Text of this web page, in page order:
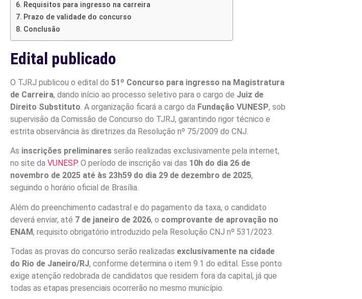
Requisitos para ingresso na carreira
Prazo de validade do concurso
Conclusão
Edital publicado
O TJRJ publicou o edital do 51º Concurso para ingresso na Magistratura
de Carreira, dando início ao processo seletivo para o cargo de Juiz de
Direito Substituto . A organização ficará a cargo da Fundação VUNESP, sob
supervisão da Comissão de Concurso do TJRJ, garantindo rigor técnico e
estrita observância às diretrizes da Resolução nº 75/2009 do CNJ.
As inscrições preliminares serão realizadas exclusivamente pela internet,
no site da VUNESP. O período de inscrição vai das 10h do dia 26 de
novembro de 2025 até às 23h59 do dia 29 de dezembro de 2025,
seguindo o horário oficial de Brasília.
Além do preenchimento cadastral e do pagamento da taxa, o candidato
deverá enviar, até 7 de janeiro de 2026, o comprovante de aprovação no
ENAM, requisito obrigatório introduzido pela Resolução CNJ nº 531/2023.
Todas as provas do concurso serão realizadas exclusivamente na cidade
do Rio de Janeiro/RJ, conforme determina o item 9.1 do edital. Esse ponto
exige atenção redobrada de candidatos que residem fora da capital, já que
todas as etapas presenciais ocorrerão no mesmo município.